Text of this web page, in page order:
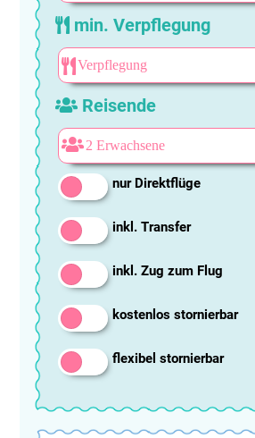
min. Verpflegung
Reisende
nur Direktflüge
inkl. Transfer
inkl. Zug zum Flug
kostenlos stornierbar
flexibel stornierbar